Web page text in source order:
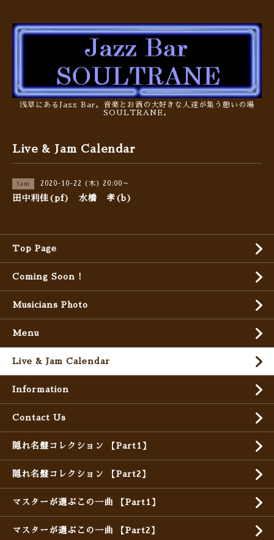
浅草にあるJazz Bar。音楽とお酒の大好きな人達が集う憩いの場
SOULTRANE。
Live & Jam Calendar
Jam 2020-10-22 (木) 20:00～
田中利佳(pf) 水橋 孝(b)
Top Page
Coming Soon !
Musicians Photo
Menu
Live & Jam Calendar
Information
Contact Us
隠れ名盤コレクション 【Part1】
隠れ名盤コレクション 【Part2】
マスターが選ぶこの一曲 【Part1】
マスターが選ぶこの一曲 【Part2】